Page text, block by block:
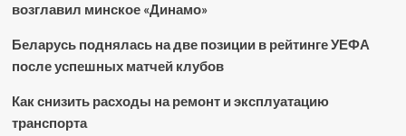
возглавил минское «Динамо»
Беларусь поднялась на две позиции в рейтинге УЕФА
после успешных матчей клубов
Как снизить расходы на ремонт и эксплуатацию
транспорта